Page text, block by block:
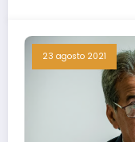
23 agosto 2021